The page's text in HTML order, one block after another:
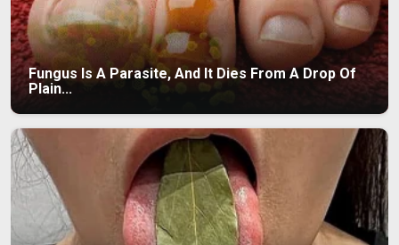
Fungus Is A Parasite, And It Dies From A Drop Of
Plain...